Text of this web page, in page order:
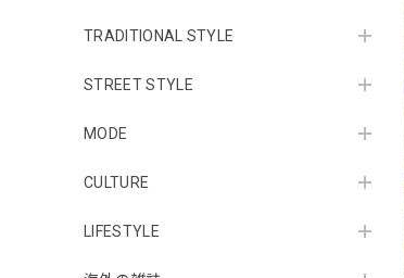
TRADITIONAL STYLE
STREET STYLE
MODE
CULTURE
LIFESTYLE